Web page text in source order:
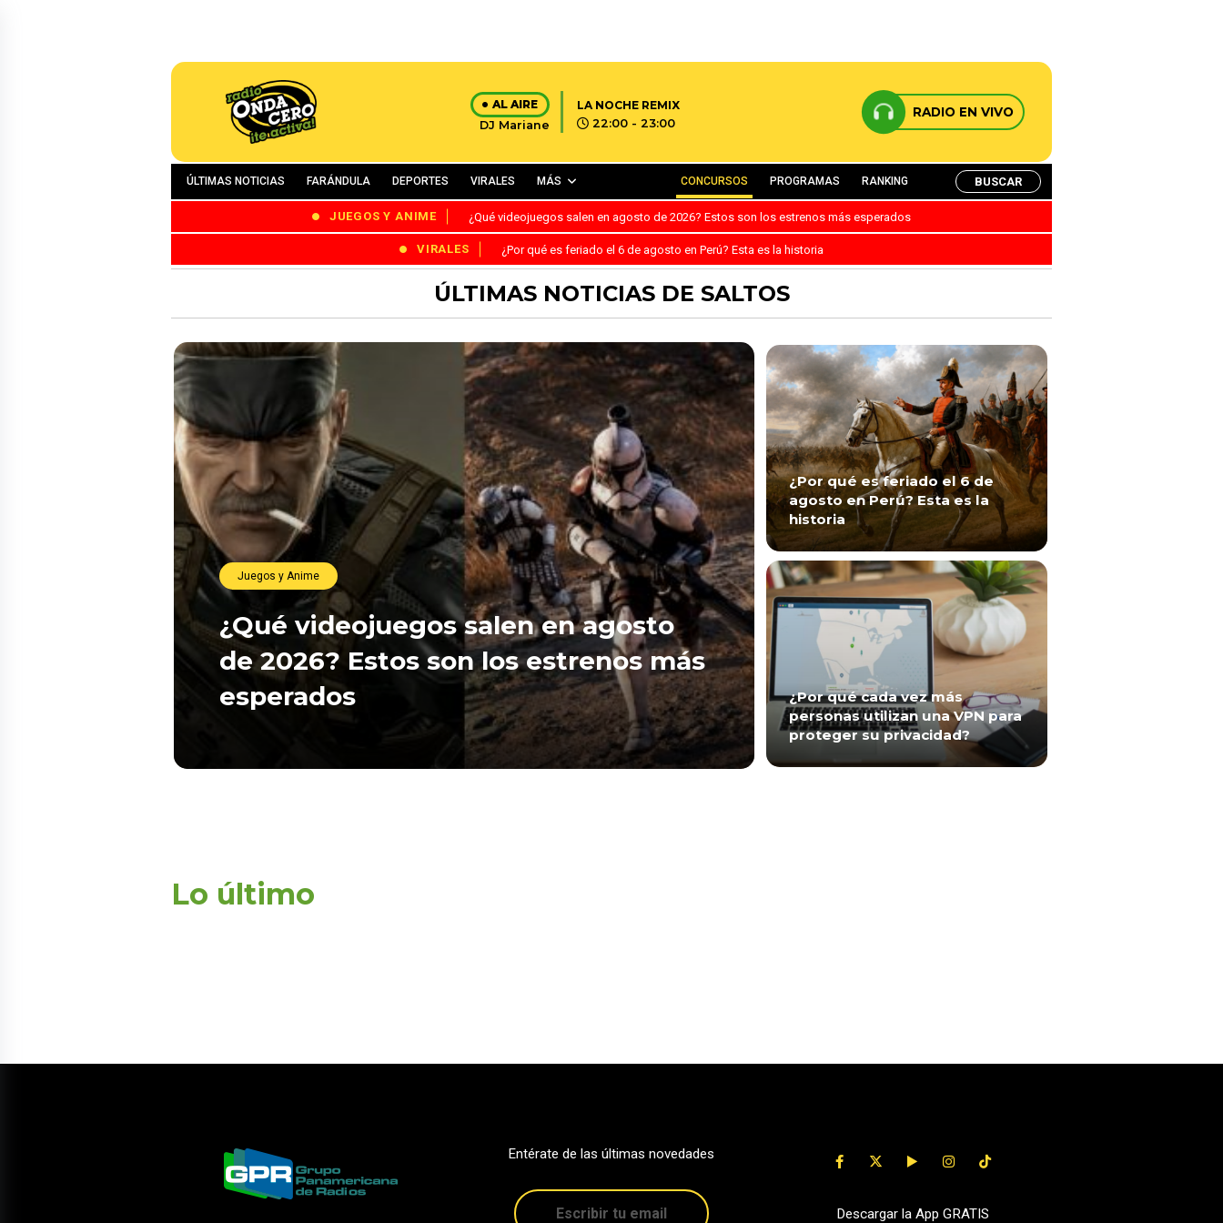
AL AIRE
DJ Mariane
LA NOCHE REMIX
22:00 - 23:00
RADIO EN VIVO
ÚLTIMAS NOTICIAS FARÁNDULA DEPORTES VIRALES MÁS CONCURSOS PROGRAMAS RANKING BUSCAR
JUEGOS Y ANIME ¿Qué videojuegos salen en agosto de 2026? Estos son los estrenos más esperados
VIRALES ¿Por qué es feriado el 6 de agosto en Perú? Esta es la historia
ÚLTIMAS NOTICIAS DE SALTOS
Juegos y Anime
¿Qué videojuegos salen en agosto
de 2026? Estos son los estrenos más
esperados
¿Por qué es feriado el 6 de
agosto en Perú? Esta es la
historia
¿Por qué cada vez más
personas utilizan una VPN para
proteger su privacidad?
Lo último
Entérate de las últimas novedades
Descargar la App GRATIS